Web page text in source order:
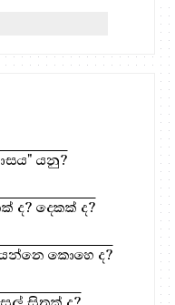
යනු?
ද? දෙකක් ද?
කොහෙ ද?